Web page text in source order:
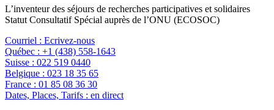
L’inventeur des séjours de recherches participatives et solidaires
Statut Consultatif Spécial auprès de l’ONU (ECOSOC)
Courriel : Ecrivez-nous
Québec : +1 (438) 558-1643
Suisse : 022 519 0440
Belgique : 023 18 35 65
France : 01 85 08 36 30
Dates, Places, Tarifs : en direct